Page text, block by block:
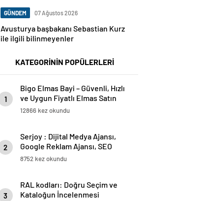
GÜNDEM 07 Ağustos 2026
Avusturya başbakanı Sebastian Kurz
ile ilgili bilinmeyenler
KATEGORİNİN POPÜLERLERİ
1
Bigo Elmas Bayi – Güvenli, Hızlı
ve Uygun Fiyatlı Elmas Satın
Almanın Yeni Adresi
12866 kez okundu
2
Serjoy : Dijital Medya Ajansı,
Google Reklam Ajansı, SEO
Ajansı ve Web Tasarım Ajansı
8752 kez okundu
3
RAL kodları: Doğru Seçim ve
Kataloğun İncelenmesi